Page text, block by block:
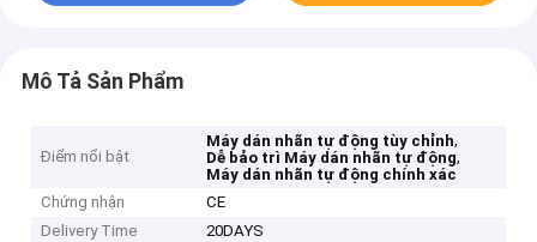
Mô Tả Sản Phẩm
Điểm nổi bật
Máy dán nhãn tự động tùy chỉnh,
Dễ bảo trì Máy dán nhãn tự động,
Máy dán nhãn tự động chính xác
Chứng nhận
CE
Delivery Time
20DAYS